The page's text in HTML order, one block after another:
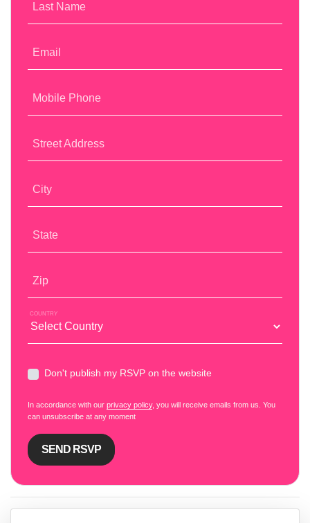
Last Name
Email
Mobile Phone
Street Address
City
State
Zip
COUNTRY
Don't publish my RSVP on the website
In accordance with our privacy policy, you will receive emails from us. You
can unsubscribe at any moment